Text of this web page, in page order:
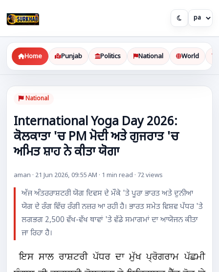
Home Punjab Politics National World
National
International Yoga Day 2026:
ਕੋਲਕਾਤਾ 'ਚ PM ਮੋਦੀ ਅਤੇ ਗੁਜਰਾਤ 'ਚ
ਅਮਿਤ ਸ਼ਾਹ ਨੇ ਕੀਤਾ ਯੋਗਾ
aman · 21 Jun 2026, 09:55 AM · 1 min read · 72 views
ਅੱਜ ਅੰਤਰਰਾਸ਼ਟਰੀ ਯੋਗ ਦਿਵਸ ਦੇ ਮੌਕੇ 'ਤੇ ਪੂਰਾ ਭਾਰਤ ਅਤੇ ਦੁਨੀਆ
ਯੋਗ ਦੇ ਰੰਗ ਵਿੱਚ ਰੰਗੀ ਨਜ਼ਰ ਆ ਰਹੀ ਹੈ। ਭਾਰਤ ਸਮੇਤ ਵਿਸ਼ਵ ਪੱਧਰ 'ਤੇ
ਲਗਭਗ 2,500 ਵੱਖ-ਵੱਖ ਥਾਵਾਂ 'ਤੇ ਵੱਡੇ ਸਮਾਗਮਾਂ ਦਾ ਆਯੋਜਨ ਕੀਤਾ
ਜਾ ਰਿਹਾ ਹੈ।
ਇਸ ਸਾਲ ਰਾਸ਼ਟਰੀ ਪੱਧਰ ਦਾ ਮੁੱਖ ਪ੍ਰੋਗਰਾਮ ਪੱਛਮੀ